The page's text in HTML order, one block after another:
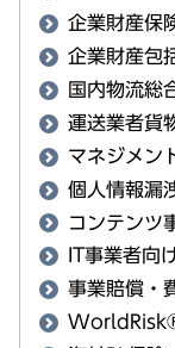
企業財産保
企業財産包
国内物流総
運送業者貨
マネジメン
個人情報漏
コンテンツ
IT事業者向
事業賠償・